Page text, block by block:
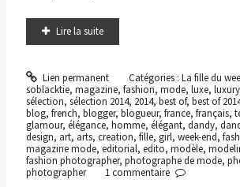
Lire la suite
Lien permanent Catégories : La fille du
soblacktie, magazine, fashion, mode, luxe, luxury
sélection, sélection 2014, 2014, best of, best of
blog, french, blogger, blogueur, france, français,
glamour, élégance, homme, élégant, dandy,
design, art, arts, creation, fille, girl, week-end,
magazine mode, editorial, edito, modèle,
fashion photographer, photographe de mode,
photographer
1commentaire